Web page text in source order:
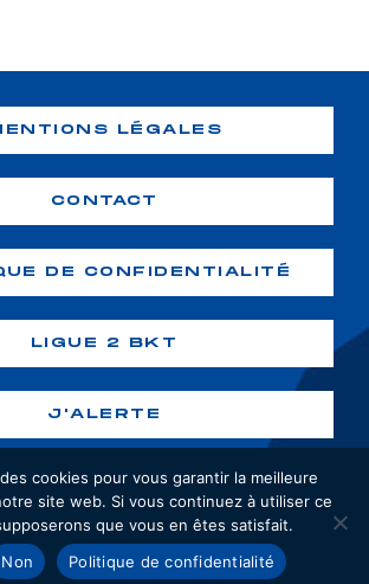
LÉGALES
CONTACT
DE CONFIDENTIALITÉ
LIGUE 2 BKT
J'ALERTE
©2026 GF38. Tous droits
Création :webiaprod
cookies pour vous garantir la meilleure
site web. Si vous continuez à utiliser ce
que vous en êtes satisfait.
Non Politique de confidentialité